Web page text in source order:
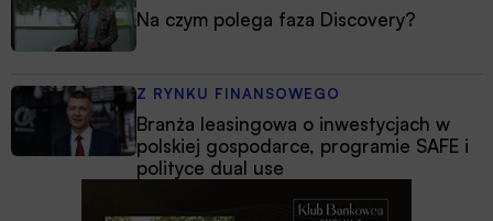
Na czym polega faza Discovery?
Z RYNKU FINANSOWEGO
Branża leasingowa o inwestycjach w
polskiej gospodarce, programie SAFE i
polityce dual use